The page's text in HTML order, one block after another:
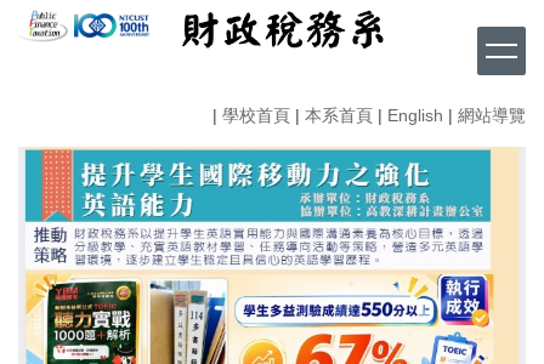
到
容
| 學校首頁 | 本系首頁 | English | 網站導覽